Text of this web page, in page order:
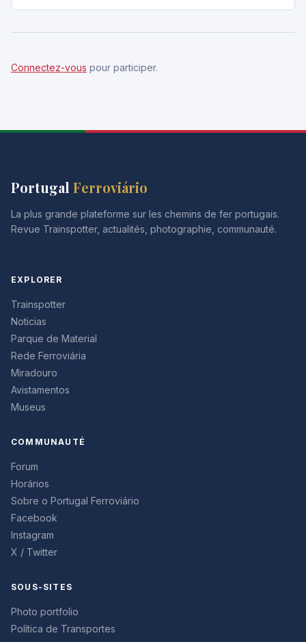
Connectez-vous pour participer.
Portugal Ferroviário
La plus grande plateforme sur les chemins de fer portugais.
Revue Trainspotter, actualités, photographie, communauté.
EXPLORER
Trainspotter
Noticias
Parque de Material
Rede Ferroviária
Miradouro
Avistamentos
Museus
COMMUNAUTÉ
Forum
Horários
Sobre o Portugal Ferroviário
Facebook
Instagram
X / Twitter
SOUS-SITES
Photo portfolio
Política de Transportes